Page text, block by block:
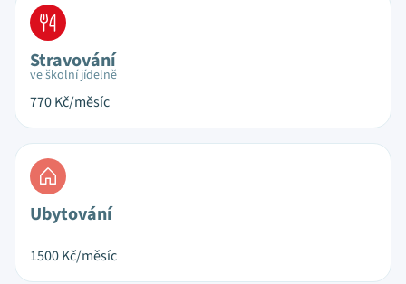
Stravování
ve školní jídelně
770Kč/měsíc
Ubytování
1500Kč/měsíc